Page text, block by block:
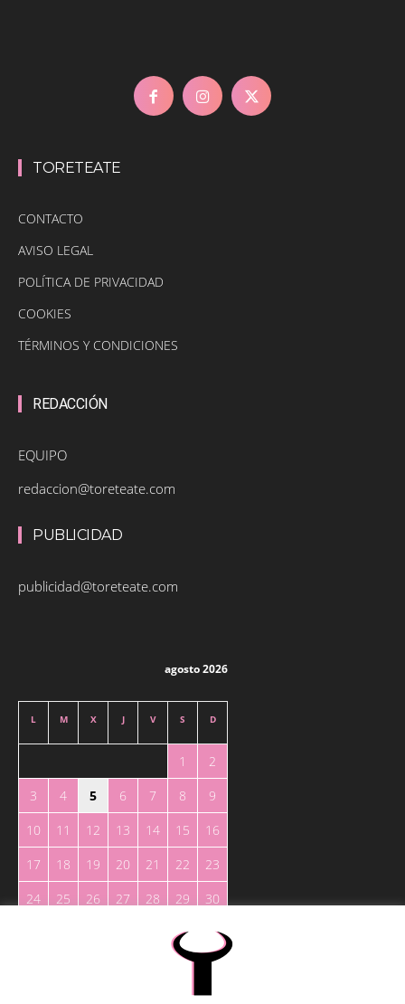
TORETEATE
CONTACTO
AVISO LEGAL
POLÍTICA DE PRIVACIDAD
COOKIES
TÉRMINOS Y CONDICIONES
REDACCIÓN
EQUIPO
redaccion@toreteate.com
PUBLICIDAD
publicidad@toreteate.com
agosto 2026
L M X J V S D
1
2
3
4 5 6 7 8
9
10
11 12 13 14 15
16
17
18 19 20 21 22
23
24
25 26 27 28 29
30